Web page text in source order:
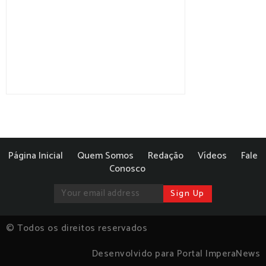
Página Inicial Quem Somos Redação Vídeos
Fale
Conosco
© Todos os direitos reservados
Desenvolvido para Portal ImperaNews